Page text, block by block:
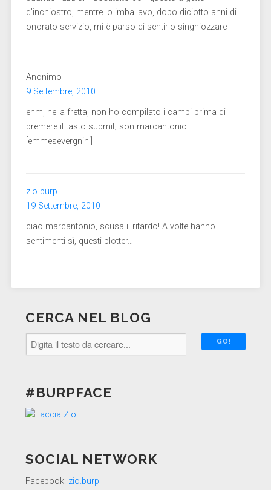
d’inchiostro, mentre lo imballavo, dopo diciotto anni di
onorato servizio, mi è parso di sentirlo singhiozzare
Anonimo
9 Settembre, 2010
ehm, nella fretta, non ho compilato i campi prima di
premere il tasto submit; son marcantonio
[emmesevergnini]
zio burp
19 Settembre, 2010
ciao marcantonio, scusa il ritardo! A volte hanno
sentimenti sì, questi plotter…
CERCA NEL BLOG
#BURPFACE
SOCIAL NETWORK
Facebook: zio.burp